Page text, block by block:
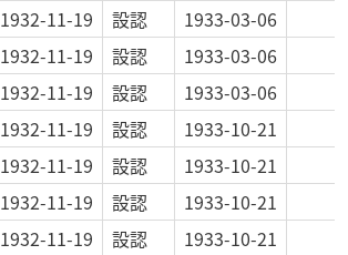
1932-11-19 設認
1933-03-06
1932-11-19 設認
1933-03-06
1932-11-19 設認
1933-03-06
1932-11-19 設認
1933-10-21
1932-11-19 設認
1933-10-21
1932-11-19 設認
1933-10-21
1932-11-19 設認 1933-10-21